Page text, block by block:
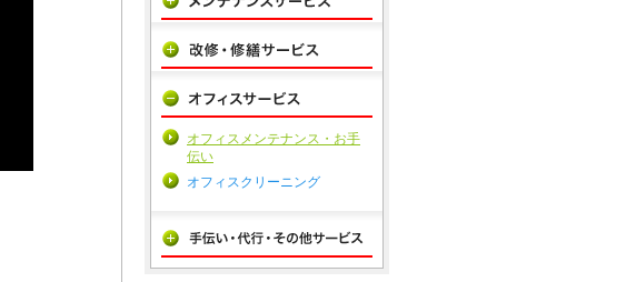
オフィスメンテナンス・お手
伝い
オフィスクリーニング